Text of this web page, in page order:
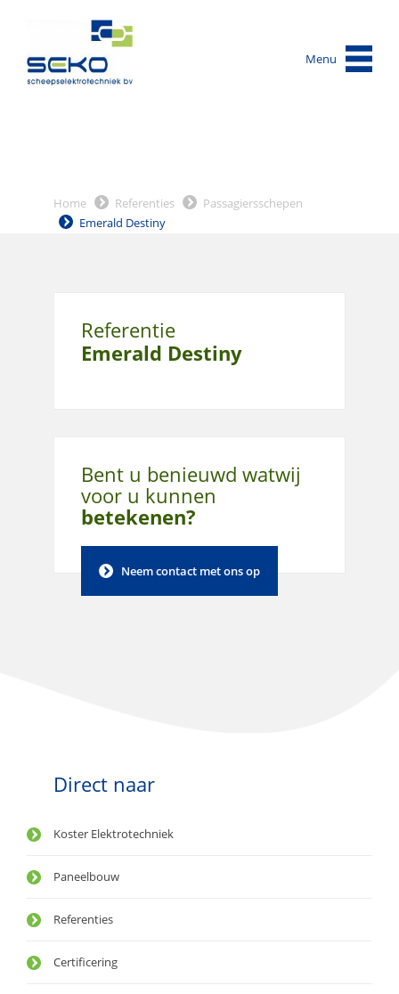
Menu
Home Referenties
Passagiersschepen
Emerald Destiny
Referentie
Emerald Destiny
Bent u benieuwd watwij
voor u kunnen
betekenen?
Neem contact met ons op
Direct naar
Koster Elektrotechniek
Paneelbouw
Referenties
Certificering